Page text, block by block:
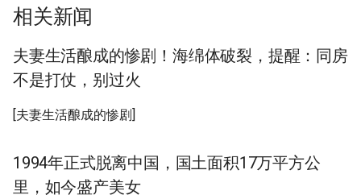
相关新闻
夫妻生活酿成的惨剧！海绵体破裂，提醒：同房
不是打仗，别过火
[夫妻生活酿成的惨剧]
1994年正式脱离中国，国土面积17万平方公
里，如今盛产美女